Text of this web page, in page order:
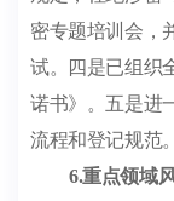
密专题培训会，
试。四是已组织
诺书》。五是进
流程和登记规范。
6.重点领域